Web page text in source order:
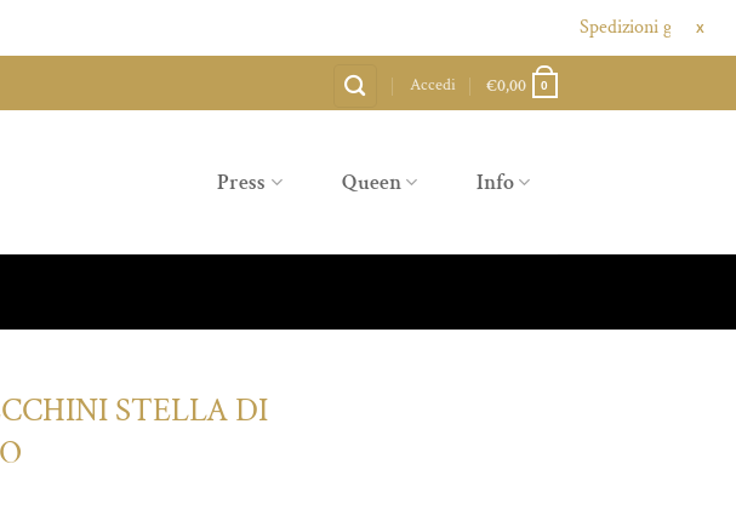
X
Spedizioni gratuite
Accedi €0,00 0
Press Queen Info
STELLA DI